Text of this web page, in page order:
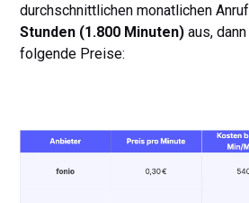
durchschnittlichen monatlichen
Stunden (1.800 Minuten) aus,
folgende Preise: